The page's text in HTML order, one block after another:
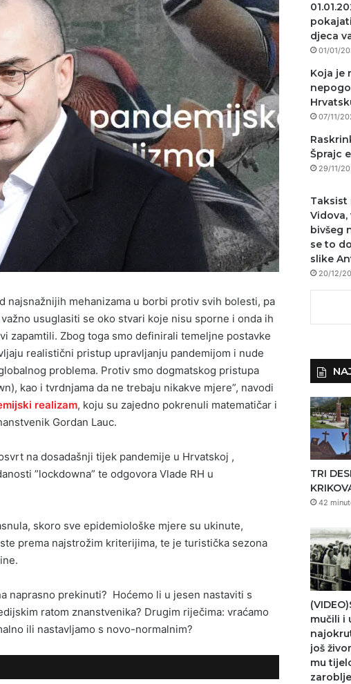
najsnažnijih mehanizama u borbi protiv svih bolesti, pa
usuglasiti se oko stvari koje nisu sporne i onda ih
zapamtili. Zbog toga smo definirali temeljne postavke
realistični pristup upravljanju pandemijom i nude
problema. Protiv smo dogmatskog pristupa
kao i tvrdnjama da ne trebaju nikakve mjere”, navodi
realizam, koju su zajedno pokrenuli matematičar i
Gordan Lauc.
na dosadašnji tijek pandemije u Hrvatskoj ,
”lockdowna” te odgovora Vlade RH u
skoro sve epidemiološke mjere su ukinute,
prema najstrožim kriterijima, te je turistička sezona
naprasno prekinuti? Hoćemo li u jesen nastaviti s
ratom znanstvenika? Drugim riječima: vraćamo
ili nastavljamo s novo-normalnim?
djeca
01/01/
Koja je
07/11/
Šprajc
29/11/
Taksist
bivšeg
se to
slike
20/12/
TRI
42
mučili i
još
mu